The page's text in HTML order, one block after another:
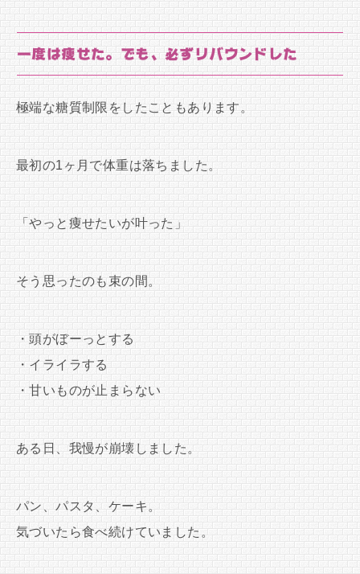
一度は痩せた。でも、必ずリバウンドした
極端な糖質制限をしたこともあります。
最初の1ヶ月で体重は落ちました。
「やっと痩せたいが叶った」
そう思ったのも束の間。
・頭がぼーっとする
・イライラする
・甘いものが止まらない
ある日、我慢が崩壊しました。
パン、パスタ、ケーキ。
気づいたら食べ続けていました。